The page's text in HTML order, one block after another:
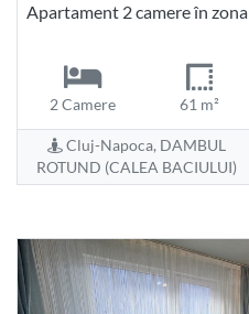
Apartament 2 camere în
2 Camere 61 m²
Cluj-Napoca, DAMBUL
ROTUND (CALEA BACIULUI)